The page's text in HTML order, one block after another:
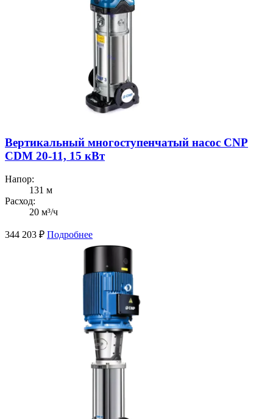
Вертикальный многоступенчатый насос CNP
CDM 20-11, 15 кВт
Напор:
131 м
Расход:
20 м³/ч
344 203 ₽ Подробнее